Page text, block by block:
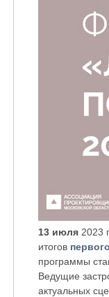
13 июля 2023
итогов
программы
Ведущие
актуальных